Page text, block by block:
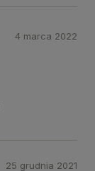
4 marca 2022
25 grudnia 2021